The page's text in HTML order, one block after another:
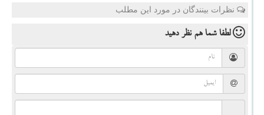
نظرات بینندگان در مورد این مطلب
لطفا شما همنظر دهید